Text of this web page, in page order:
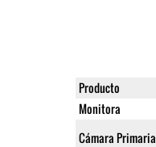
Producto
Monitora
Cámara Primaria